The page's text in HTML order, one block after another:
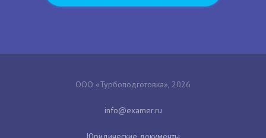
ООО «Турбоподготовка», 2026